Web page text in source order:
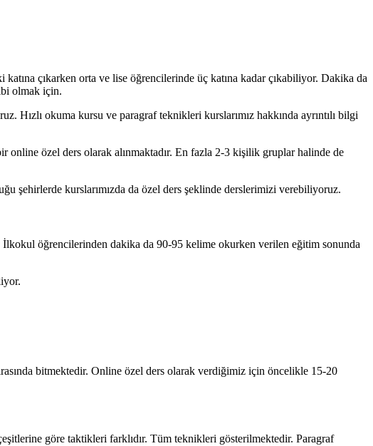
çıkarken orta ve lise öğrencilerinde üç katına kadar çıkabiliyor. Dakika da
olmak için.
Hızlı okuma kursu ve paragraf teknikleri kurslarımız hakkında ayrıntılı bilgi
online özel ders olarak alınmaktadır. En fazla 2-3 kişilik gruplar halinde de
şehirlerde kurslarımızda da özel ders şeklinde derslerimizi verebiliyoruz.
İlkokul öğrencilerinden dakika da 90-95 kelime okurken verilen eğitim sonunda
bitmektedir. Online özel ders olarak verdiğimiz için öncelikle 15-20
göre taktikleri farklıdır. Tüm teknikleri gösterilmektedir. Paragraf